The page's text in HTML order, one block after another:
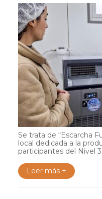
Se trata de “Escarcha
local dedicada a la
participantes del Nivel 3
Leer más +